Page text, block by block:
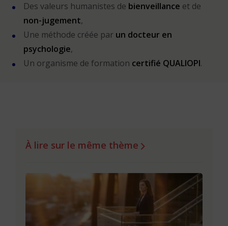
Des valeurs humanistes de bienveillance et de
non-jugement,
Une méthode créée par un docteur en
psychologie,
Un organisme de formation certifié QUALIOPI.
À lire sur le même thème